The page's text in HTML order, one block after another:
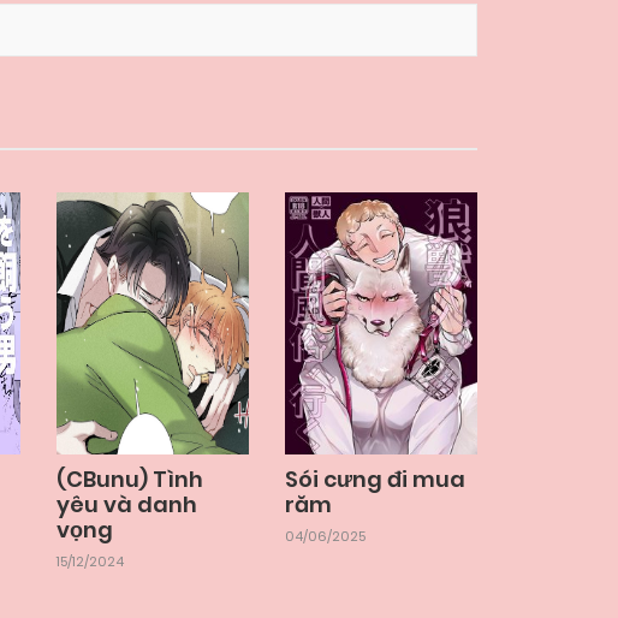
(CBunu) Tình
yêu và danh
vọng
15/12/2024
Sói cưng đi mua
răm
04/06/2025